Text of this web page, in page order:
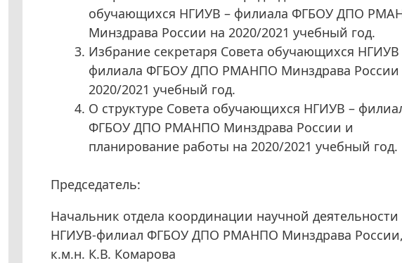
обучающихся НГИУВ – филиала ФГБОУ ДПО
Минздрава России на 2020/2021 учебный год.
Избрание секретаря Совета обучающихся НГИУВ
филиала ФГБОУ ДПО РМАНПО Минздрава России
2020/2021 учебный год.
О структуре Совета обучающихся НГИУВ –
ФГБОУ ДПО РМАНПО Минздрава России и
планирование работы на 2020/2021 учебный год.
Председатель:
Начальник отдела координации научной деятельности
НГИУВ-филиал ФГБОУ ДПО РМАНПО Минздрава
к.м.н. К.В. Комарова